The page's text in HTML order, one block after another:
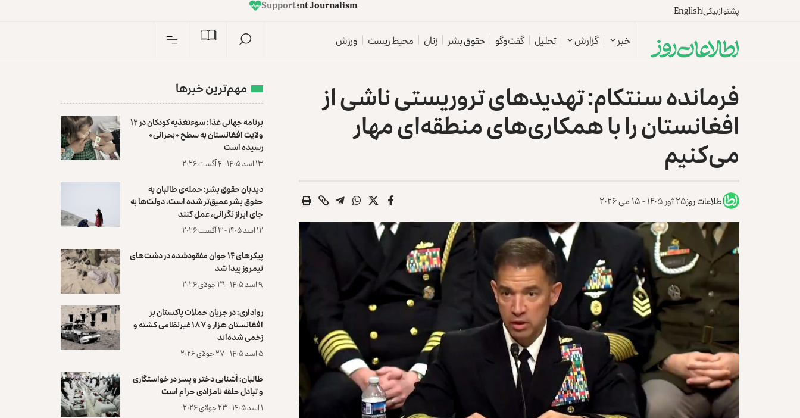
پشتوازبیکیEnglish
m
s
i
l
a
n
r
u
o
J
t
n
e
d
n
e
p
e
d
n
I Support
خبر گزارش تحلیل گفت‌وگو حقوق بشر زنان محیط زیست ورزش
فرمانده سنتکام: تهدیدهای تروریستی ناشی از
افغانستان را با همکاری‌های منطقه‌ای مهار
می‌کنیم
اطلاعات روز۲۵ ثور ۱۴۰۵ - ۱۵ می ۲۰۲۶
مهم‌ترین خبرها
برنامه جهانی غذا: سوءتغذیه کودکان در ۱۲
ولایت افغانستان به سطح «بحرانی»
رسیده است
۱۳ اسد ۱۴۰۵ - ۴ آگست ۲۰۲۶
دیدبان حقوق بشر: حمله‌ی طالبان به
حقوق بشر عمیق‌تر شده است، دولت‌ها به
جای ابراز نگرانی، عمل کنند
۱۲ اسد ۱۴۰۵ - ۳ آگست ۲۰۲۶
پیکرهای ۱۴ جوان مفقودشده در دشت‌های
نیمروز پیدا شد
۹ اسد ۱۴۰۵ - ۳۱ جولای ۲۰۲۶
رواداری: در جریان حملات پاکستان بر
افغانستان هزار و ۱۸۷ غیرنظامی کشته و
زخمی شده‌اند
۵ اسد ۱۴۰۵ - ۲۷ جولای ۲۰۲۶
طالبان: آشنایی دختر و پسر در خواستگاری
و تبادل حلقه نامزادی حرام است
۱ اسد ۱۴۰۵ - ۲۳ جولای ۲۰۲۶